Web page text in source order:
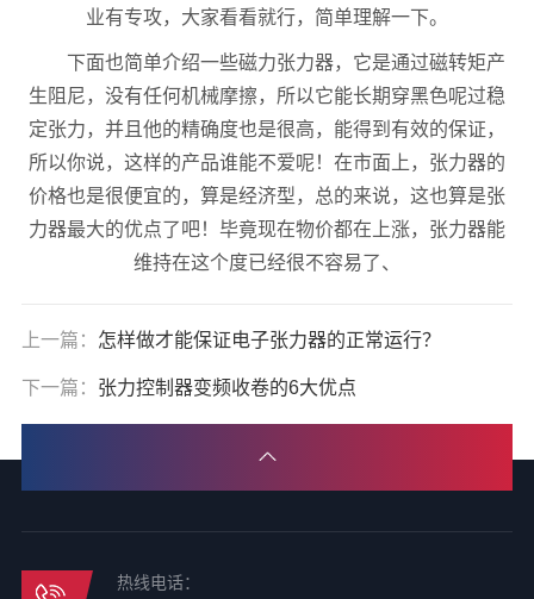
业有专攻，大家看看就行，简单理解一下。
下面也简单介绍一些磁力张力器，它是通过磁转矩产
生阻尼，没有任何机械摩擦，所以它能长期穿黑色呢过稳
定张力，并且他的精确度也是很高，能得到有效的保证，
所以你说，这样的产品谁能不爱呢！在市面上，张力器的
价格也是很便宜的，算是经济型，总的来说，这也算是张
力器最大的优点了吧！毕竟现在物价都在上涨，张力器能
维持在这个度已经很不容易了、
上一篇： 怎样做才能保证电子张力器的正常运行？
下一篇： 张力控制器变频收卷的6大优点
热线电话：